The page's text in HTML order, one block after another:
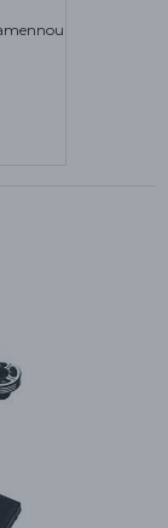
Koberec Ducati pod